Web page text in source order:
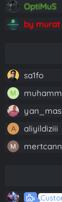
OptiMuS
by murat
sa1fo
M
A aliyildiziii
mertcann